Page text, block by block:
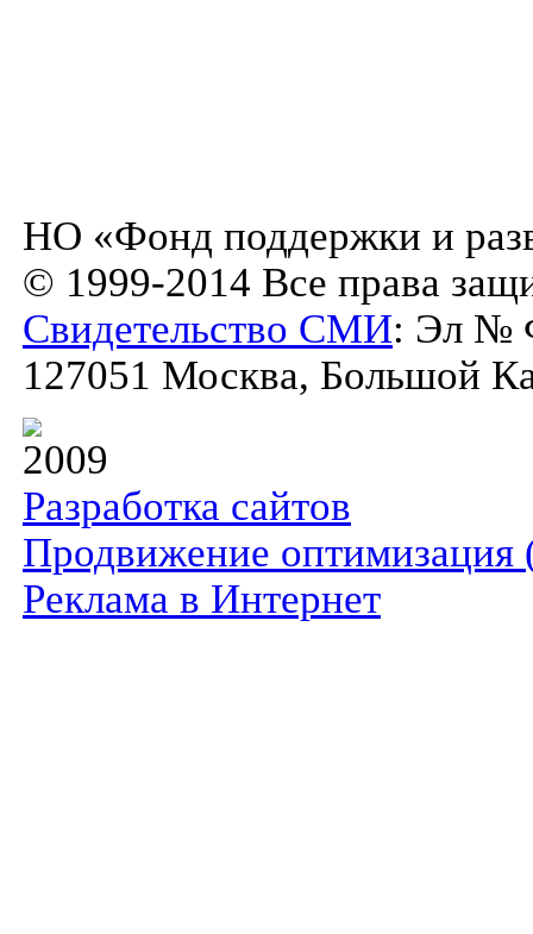
НО «Фонд поддержки и
© 1999-2014 Все права
Свидетельство СМИ: Эл №
127051 Москва, Большой
2009
Разработка сайтов
Продвижение оптимизация
Реклама в Интернет